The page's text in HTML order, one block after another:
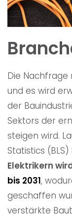
Die Nachfrage
und es wird
der
Sektors der
steigen wird.
Statistics (BLS)
Elektrikern
bis 2031,
geschaffen
verstärkte